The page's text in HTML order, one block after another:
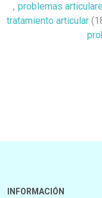
, problemas
tratamiento articular
INFORMACIÓN